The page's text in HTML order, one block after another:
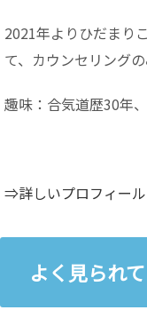
2021年よりひだまり
て、カウンセリング
趣味：合気道歴30年
⇒詳しいプロフィー
よく見られ